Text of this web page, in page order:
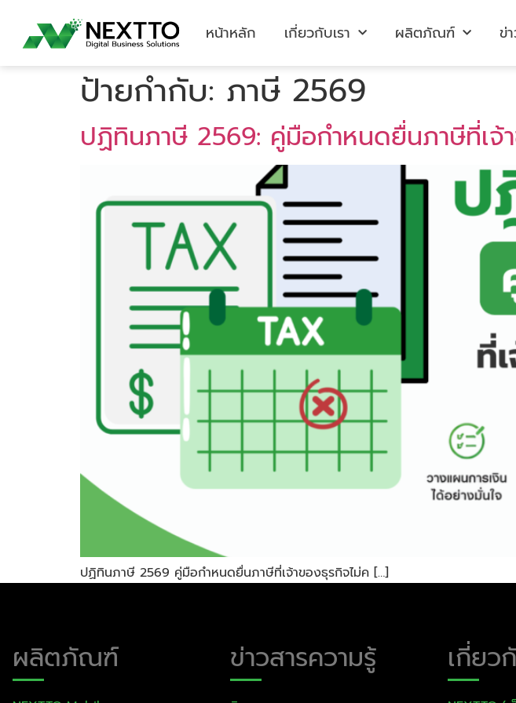
หน้าหลัก เกี่ยวกับเรา ผลิตภัณฑ์ ข่
ป้ายกำกับ: ภาษี 2569
ปฏิทินภาษี 2569: คู่มือกำหนดยื่นภาษีที่เจ้
ปฏิทินภาษี 2569 คู่มือกำหนดยื่นภาษีที่เจ้าของธุรกิจไม่ค […]
ผลิตภัณฑ์ ข่าวสารความรู้ เกี่ยว